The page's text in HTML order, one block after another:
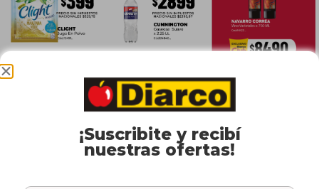
¡Suscribite y recibí
nuestras ofertas!